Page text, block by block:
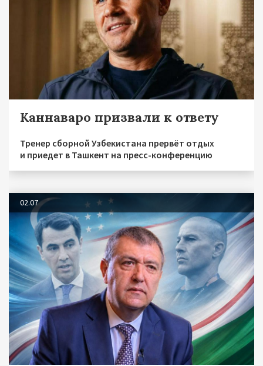
Каннаваро призвали к ответу
Тренер сборной Узбекистана прервёт отдых
и приедет в Ташкент на пресс-конференцию
02.07